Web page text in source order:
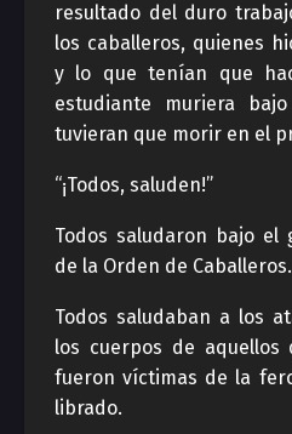
resultado del duro
los caballeros, quienes
y lo que tenían que
estudiante muriera
tuvieran que morir en el
“¡Todos, saluden!”
Todos saludaron bajo el
de la Orden de Caballeros.
Todos saludaban a los
los cuerpos de aquellos
fueron víctimas de la
librado.